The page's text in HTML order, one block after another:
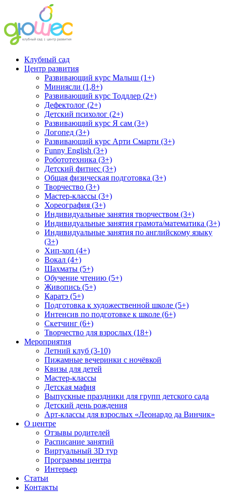
Клубный сад
Центр развития
Развивающий курс Малыш (1+)
Миниясли (1,8+)
Развивающий курс Тоддлер (2+)
Дефектолог (2+)
Детский психолог (2+)
Развивающий курс Я сам (3+)
Логопед (3+)
Развивающий курс Арти Смарти (3+)
Funny English (3+)
Робототехника (3+)
Детский фитнес (3+)
Общая физическая подготовка (3+)
Творчество (3+)
Мастер-классы (3+)
Хореография (3+)
Индивидуальные занятия творчеством (3+)
Индивидуальные занятия грамота/математика (3+)
Индивидуальные занятия по английскому языку
(3+)
Хип-хоп (4+)
Вокал (4+)
Шахматы (5+)
Обучение чтению (5+)
Живопись (5+)
Каратэ (5+)
Подготовка к художественной школе (5+)
Интенсив по подготовке к школе (6+)
Скетчинг (6+)
Творчество для взрослых (18+)
Мероприятия
Летний клуб (3-10)
Пижамные вечеринки с ночёвкой
Квизы для детей
Мастер-классы
Детская мафия
Выпускные праздники для групп детского сада
Детский день рождения
Арт-классы для взрослых «Леонардо да Винчик»
О центре
Отзывы родителей
Расписание занятий
Виртуальный 3D тур
Программы центра
Интерьер
Статьи
Контакты